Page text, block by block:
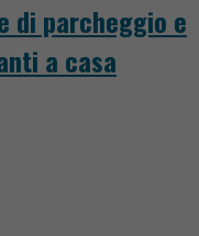
di parcheggio e
a casa